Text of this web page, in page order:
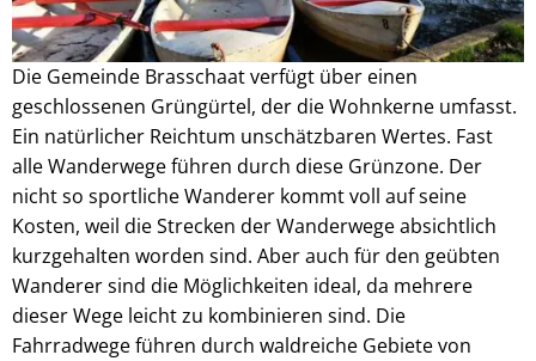
Die Gemeinde Brasschaat verfügt über einen
geschlossenen Grüngürtel, der die Wohnkerne umfasst.
Ein natürlicher Reichtum unschätzbaren Wertes. Fast
alle Wanderwege führen durch diese Grünzone. Der
nicht so sportliche Wanderer kommt voll auf seine
Kosten, weil die Strecken der Wanderwege absichtlich
kurzgehalten worden sind. Aber auch für den geübten
Wanderer sind die Möglichkeiten ideal, da mehrere
dieser Wege leicht zu kombinieren sind. Die
Fahrradwege führen durch waldreiche Gebiete von